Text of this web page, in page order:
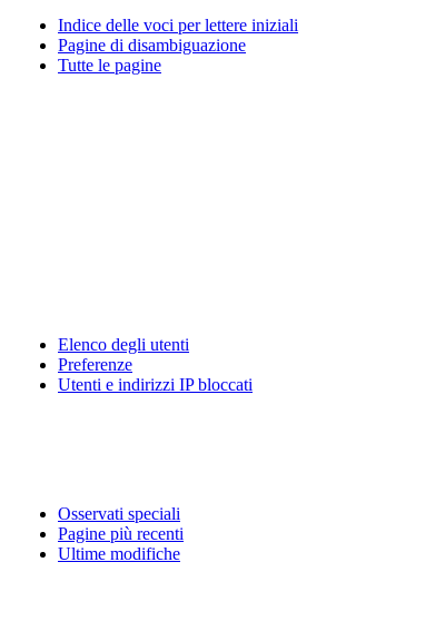
Indice delle voci per lettere iniziali
Pagine di disambiguazione
Tutte le pagine
Elenco degli utenti
Preferenze
Utenti e indirizzi IP bloccati
Osservati speciali
Pagine più recenti
Ultime modifiche